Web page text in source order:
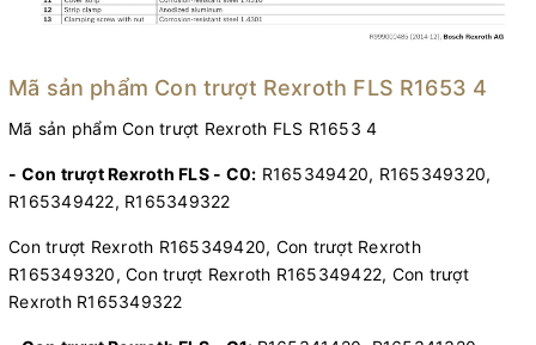
Mã sản phẩm Con trượt Rexroth FLS R1653 4
Mã sản phẩm Con trượt Rexroth FLS R1653 4
- Con trượt Rexroth FLS - C0: R165349420, R165349320,
R165349422, R165349322
Con trượt Rexroth R165349420, Con trượt Rexroth
R165349320, Con trượt Rexroth R165349422, Con trượt
Rexroth R165349322